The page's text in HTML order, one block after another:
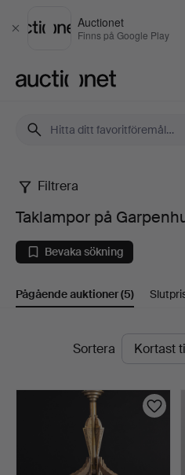
Stäng
Auctionet
Finns på Google Play
Taklampor
på
Garpenhus
Auktioner
Filtrera
Taklampor på
Bevaka sökning
Pågående auktioner(5)
PågåendeSortera